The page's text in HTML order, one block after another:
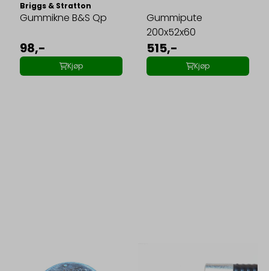
Briggs & Stratton
Gummikne B&S Qp
98,-
Kjøp
Gummipute
200x52x60
515,-
Kjøp